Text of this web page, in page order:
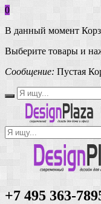
0
В данный момент
Выберите товары и
Сообщение: Пустая
+7 495 363-